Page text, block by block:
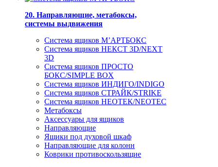
20. Направляющие, метабоксы,
системы выдвижения
Система ящиков М’АРТБОКС
Система ящиков НЕКСТ 3D/NEXT
3D
Система ящиков ПРОСТО
БОКС/SIMPLE BOX
Система ящиков ИНДИГО/INDIGO
Система ящиков СТРАЙК/STRIKE
Система ящиков НЕОТЕК/NEOTEC
Метабоксы
Аксессуары для ящиков
Направляющие
Ящики под духовой шкаф
Направляющие для колонн
Коврики противоскользящие